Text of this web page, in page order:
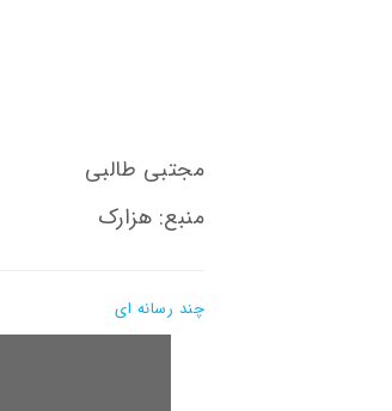
مجتبی طالبی
منبع: هزارک
چند رسانه ای